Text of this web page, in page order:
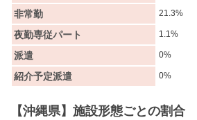
非常勤 21.3%
夜勤専従パート 1.1%
派遣 0%
紹介予定派遣 0%
【沖縄県】施設形態ごとの割合